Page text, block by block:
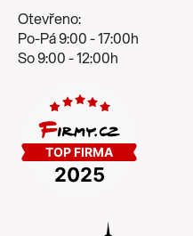
Otevřeno:
Po-Pá 9:00 - 17:00h
So 9:00 - 12:00h